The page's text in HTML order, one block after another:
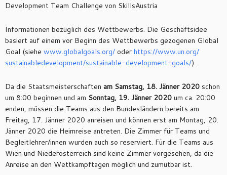
Development Team Challenge von SkillsAustria
Informationen bezüglich des Wettbewerbs. Die Geschäftsidee
basiert auf einem vor Beginn des Wettbewerbs gezogenen Global
Goal (siehe www.globalgoals.org/ oder https://www.un.org/
sustainabledevelopment/sustainable-development-goals/).
Da die Staatsmeisterschaften am Samstag, 18. Jänner 2020 schon
um 8:00 beginnen und am Sonntag, 19. Jänner 2020 um ca. 20:00
enden, müssen die Teams aus den Bundesländern bereits am
Freitag, 17. Jänner 2020 anreisen und können erst am Montag, 20.
Jänner 2020 die Heimreise antreten. Die Zimmer für Teams und
Begleitlehrer/innen wurden auch so reserviert. Für die Teams aus
Wien und Niederösterreich sind keine Zimmer vorgesehen, da die
Anreise an den Wettkampftagen möglich und zumutbar ist.